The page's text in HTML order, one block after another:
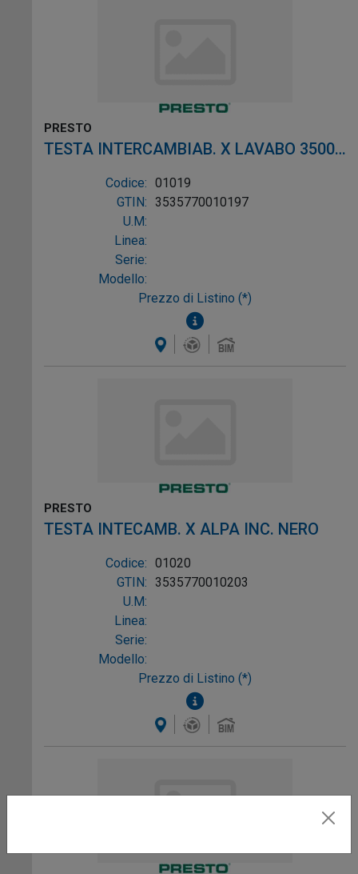
PRESTO
TESTA INTERCAMBIAB. X LAVABO 3500
Codice: 01019
GTIN: 3535770010197
U.M:
Linea:
Serie:
Modello:
Prezzo di Listino (*)
PRESTO
TESTA INTECAMB. X ALPA INC. NERO
Codice: 01020
GTIN: 3535770010203
U.M:
Linea:
Serie:
Modello:
Prezzo di Listino (*)